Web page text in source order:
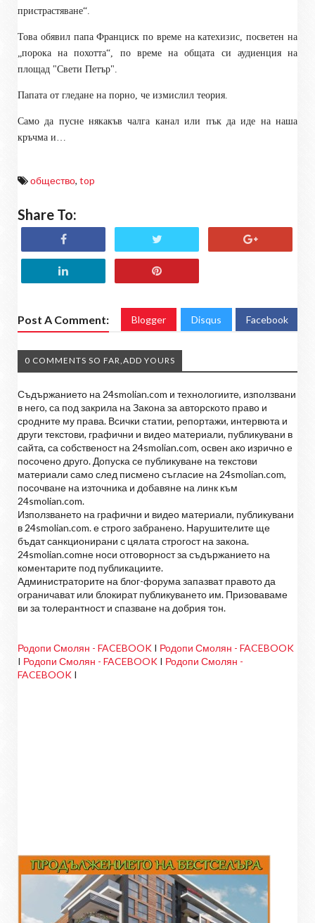
пристрастяване“.
Това обявил папа Франциск по време на катехизис, посветен на
„порока на похотта“, по време на общата си аудиенция на
площад "Свети Петър".
Папата от гледане на порно, че измислил теория.
Само да пусне някакъв чалга канал или пък да иде на наша
кръчма и…
общество, top
Share To:
Post A Comment: Blogger Disqus Facebook
0 COMMENTS SO FAR,ADD YOURS
Съдържанието на 24smolian.com и технологиите, използвани
в него, са под закрила на Закона за авторското право и
сродните му права. Всички статии, репортажи, интервюта и
други текстови, графични и видео материали, публикувани в
сайта, са собственост на 24smolian.com, освен ако изрично е
посочено друго. Допуска се публикуване на текстови
материали само след писмено съгласие на 24smolian.com,
посочване на източника и добавяне на линк към
24smolian.com.
Използването на графични и видео материали, публикувани
в 24smolian.com. е строго забранено. Нарушителите ще
бъдат санкционирани с цялата строгост на закона.
24smolian.comне носи отговорност за съдържанието на
коментарите под публикациите.
Администраторите на блог-форума запазват правото да
ограничават или блокират публикуването им. Призоваваме
ви за толерантност и спазване на добрия тон.
Родопи Смолян - FACEBOOK I Родопи Смолян - FACEBOOK
I Родопи Смолян - FACEBOOK I Родопи Смолян -
FACEBOOK I